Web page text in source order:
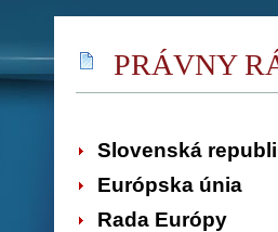
PRÁVNY
Slovenská
Európska únia
Rada Európy